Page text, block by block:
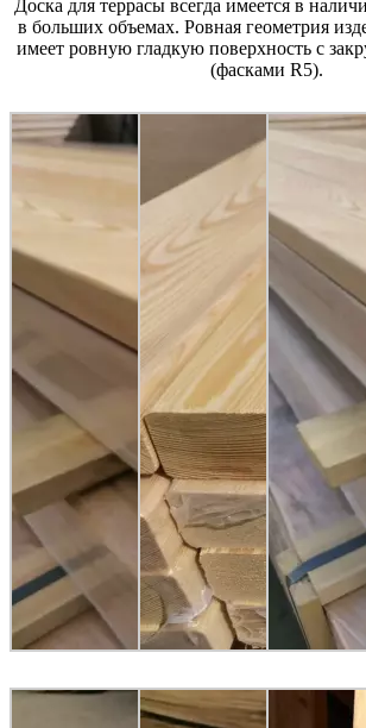
Доска для террасы всегда имеется в
в больших объемах. Ровная геометрия
имеет ровную гладкую поверхность с
(фасками R5).